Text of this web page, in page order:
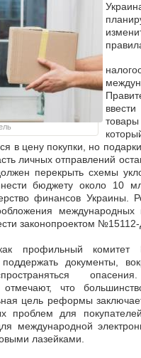
в цену покупки, но
личных отправлений
перекрыть схемы
бюджету около 10
финансов Украины.
международных
законопроектом №15112-
профильный комитет
документы,
отмечают, что
цель реформы
проблем для
международной
лазейками.